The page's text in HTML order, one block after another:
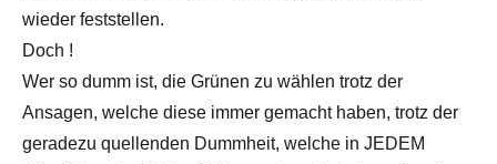
wieder feststellen.
Doch !
Wer so dumm ist, die Grünen zu wählen trotz der
Ansagen, welche diese immer gemacht haben, trotz der
geradezu quellenden Dummheit, welche in JEDEM